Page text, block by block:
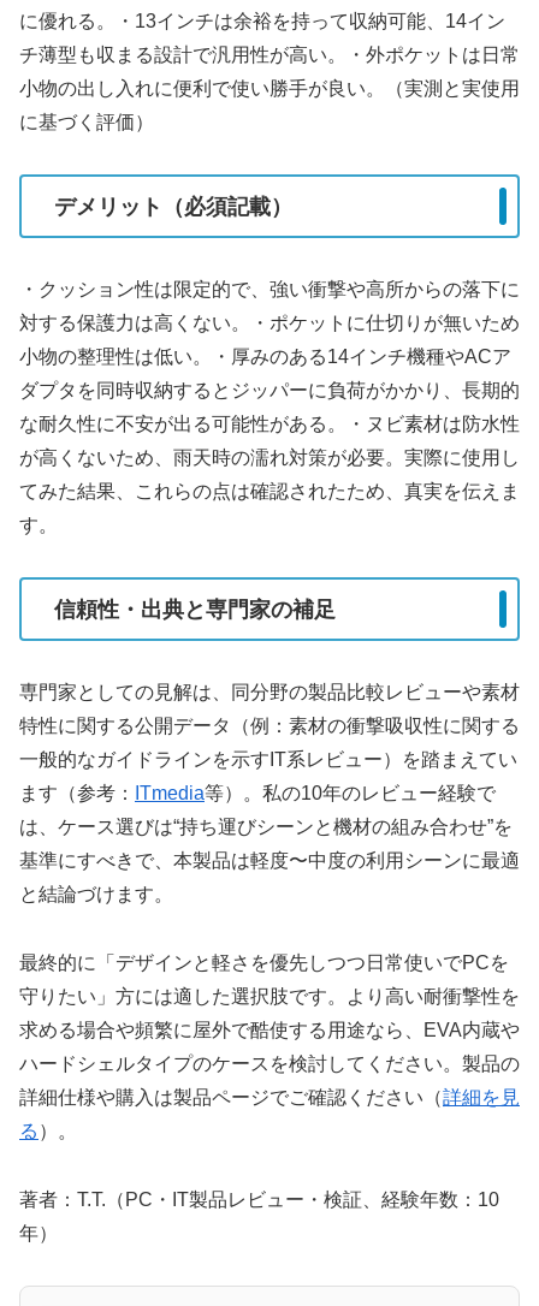
に優れる。・13インチは余裕を持って収納可能、14イン
チ薄型も収まる設計で汎用性が高い。・外ポケットは日常
小物の出し入れに便利で使い勝手が良い。（実測と実使用
に基づく評価）
デメリット（必須記載）
・クッション性は限定的で、強い衝撃や高所からの落下に
対する保護力は高くない。・ポケットに仕切りが無いため
小物の整理性は低い。・厚みのある14インチ機種やACア
ダプタを同時収納するとジッパーに負荷がかかり、長期的
な耐久性に不安が出る可能性がある。・ヌビ素材は防水性
が高くないため、雨天時の濡れ対策が必要。実際に使用し
てみた結果、これらの点は確認されたため、真実を伝えま
す。
信頼性・出典と専門家の補足
専門家としての見解は、同分野の製品比較レビューや素材
特性に関する公開データ（例：素材の衝撃吸収性に関する
一般的なガイドラインを示すIT系レビュー）を踏まえてい
ます（参考：
ITmedia等）。私の10年のレビュー経験で
は、ケース選びは“持ち運びシーンと機材の組み合わせ”を
基準にすべきで、本製品は軽度〜中度の利用シーンに最適
と結論づけます。
最終的に「デザインと軽さを優先しつつ日常使いでPCを
守りたい」方には適した選択肢です。より高い耐衝撃性を
求める場合や頻繁に屋外で酷使する用途なら、EVA内蔵や
ハードシェルタイプのケースを検討してください。製品の
詳細仕様や購入は製品ページでご確認ください（詳細を見
る ）。
著者：T.T.（PC・IT製品レビュー・検証、経験年数：10
年）